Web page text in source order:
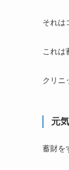
それは
これは
クリニ
元
蓄財を